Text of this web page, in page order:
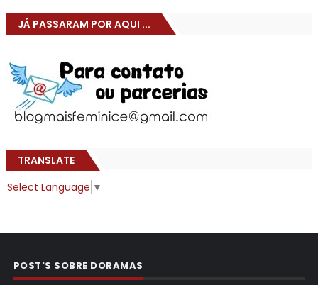
JÁ PASSARAM POR AQUI ...
TRANSLATE
Select Language ▼
POST'S SOBRE DORAMAS